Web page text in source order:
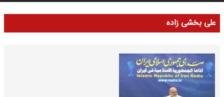
علی بخشی زاده